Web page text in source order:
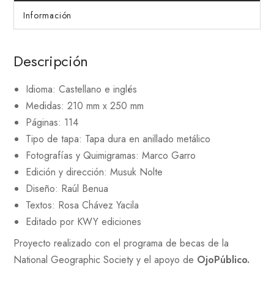
Información
Descripción
Idioma: Castellano e inglés
Medidas: 210 mm x 250 mm
Páginas: 114
Tipo de tapa: Tapa dura en anillado metálico
Fotografías y Quimigramas: Marco Garro
Edición y dirección: Musuk Nolte
Diseño: Raúl Benua
Textos: Rosa Chávez Yacila
Editado por KWY ediciones
Proyecto realizado con el programa de becas de la
National Geographic Society y el apoyo de OjoPúblico.